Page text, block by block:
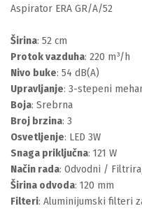
Aspirator ERA GR/A/52
Širina: 52 cm
Protok vazduha: 220 m³/h
Nivo buke: 54 dB(A)
Upravljanje: 3-stepeni
Boja: Srebrna
Broj brzina: 3
Osvetljenje: LED 3W
Snaga priključna: 121 W
Način rada: Odvodni /
Širina odvoda: 120 mm
Filteri: Aluminijumski filteri